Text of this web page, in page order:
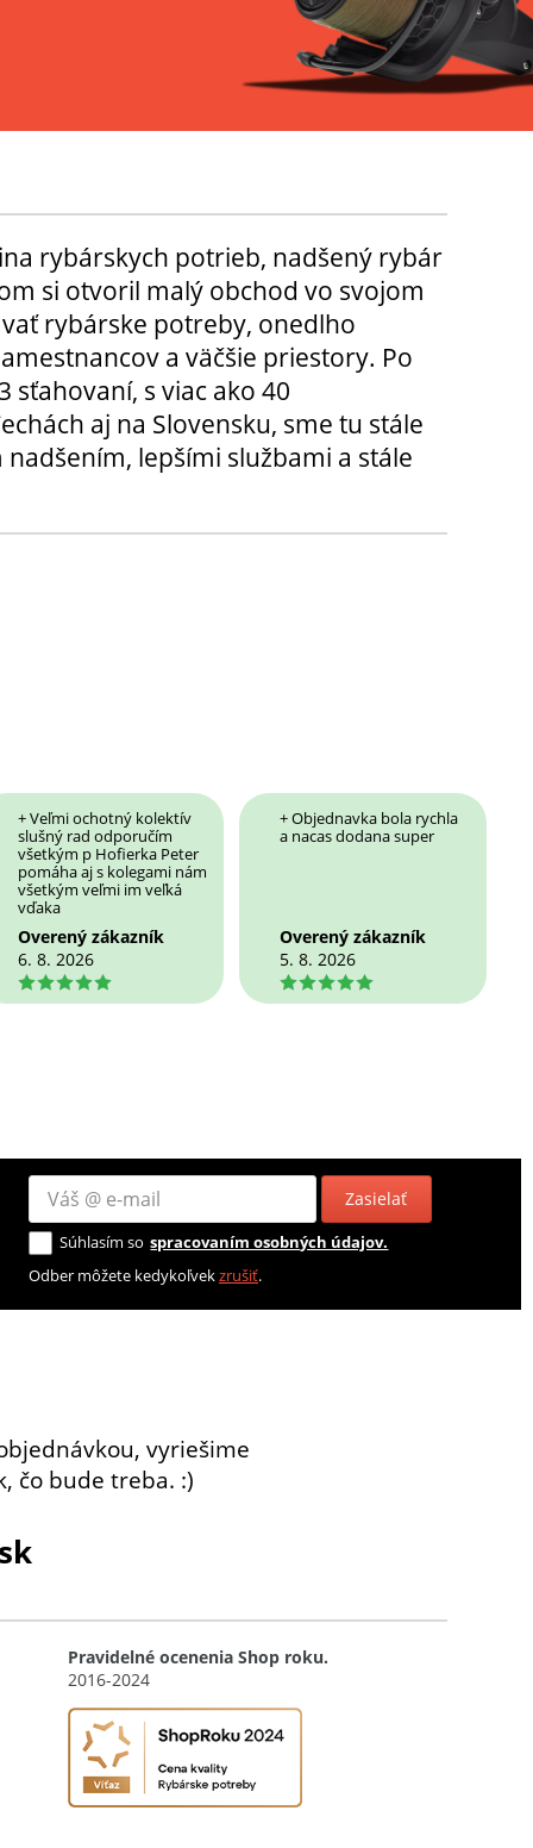
rybárskych potrieb, nadšený rybár
si otvoril malý obchod vo svojom
rybárske potreby, onedlho
a väčšie priestory. Po
sťahovaní, s viac ako 40
aj na Slovensku, sme tu stále
lepšími službami a stále
+ Veľmi ochotný kolektív
slušný rad odporučím
všetkým p Hofierka Peter
pomáha aj s kolegami nám
všetkým veľmi im veľká
vďaka
Overený zákazník
6. 8. 2026
5
+ Objednavka bola rychla
a nacas dodana super
Overený zákazník
5. 8. 2026
5
Zasielať
Súhlasím so spracovaním osobných údajov.
Odber môžete kedykoľvekzrušiť.
vyriešime
čo bude treba. :)
Pravidelné ocenenia Shop roku.
2016-2024